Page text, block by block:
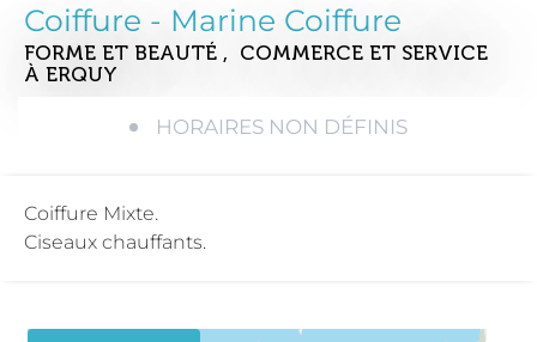
Coiffure - Marine Coiffure
FORME ET BEAUTÉ , COMMERCE ET SERVICE
À ERQUY
HORAIRES NON DÉFINIS
Coiffure Mixte.
Ciseaux chauffants.